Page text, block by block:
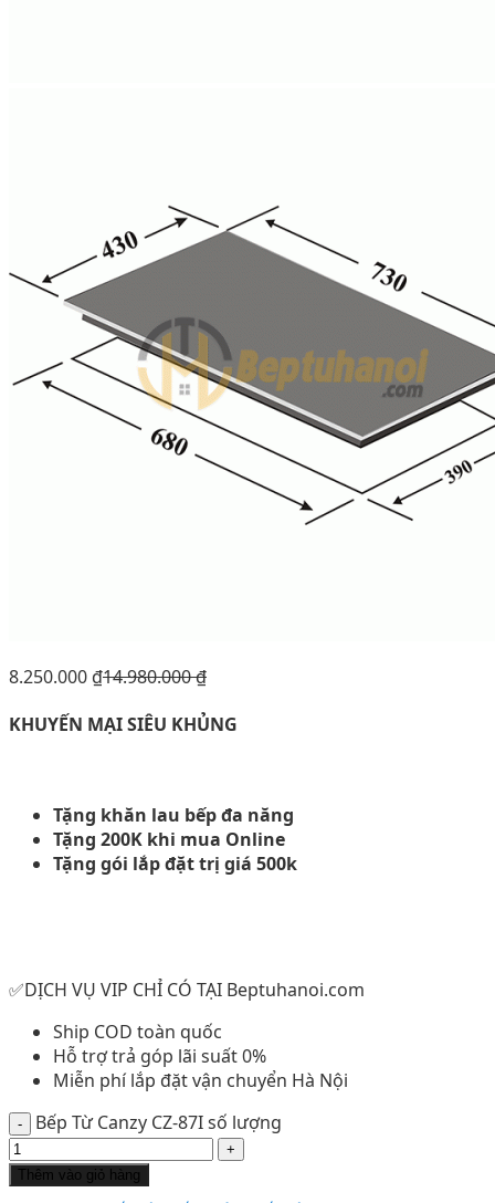
8.250.000 ₫14.980.000₫
KHUYẾN MẠI SIÊU KHỦNG
Tặng khăn lau bếp đa năng
Tặng 200K khi mua Online
Tặng gói lắp đặt trị giá 500k
✅DỊCH VỤ VIP CHỈ CÓ TẠI Beptuhanoi.com
Ship COD toàn quốc
Hỗ trợ trả góp lãi suất 0%
Miễn phí lắp đặt vận chuyển Hà Nội
Bếp Từ Canzy CZ-87I số lượng
Thêm vào giỏ hàng